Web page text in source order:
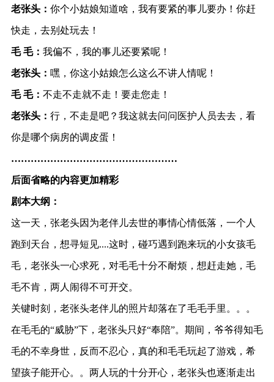
老张头： 你个小姑娘知道啥，我有要紧的事儿要办！你赶
快走，去别处玩去！
毛 毛： 我偏不，我的事儿还要紧呢！
老张头： 嘿，你这小姑娘怎么这么不讲人情呢！
毛 毛： 不走不走就不走！要走您走！
老张头： 行，不走是吧？我这就去问问医护人员去去，看
你是哪个病房的调皮蛋！
……………………………………………
后面省略的内容更加精彩
剧本大纲：
这一天，张老头因为老伴儿去世的事情心情低落，一个人
跑到天台，想寻短见....这时，碰巧遇到跑来玩的小女孩毛
毛，老张头一心求死，对毛毛十分不耐烦，想赶走她，毛
毛不肯，两人闹得不可开交。
关键时刻，老张头老伴儿的照片却落在了毛毛手里。。。
在毛毛的“威胁”下，老张头只好“奉陪”。期间，爷爷得知毛
毛的不幸身世，反而不忍心，真的和毛毛玩起了游戏，希
望孩子能开心。。两人玩的十分开心，老张头也逐渐走出